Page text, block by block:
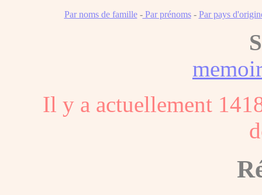
Par noms de famille-Par prénoms- Par pays
Il y a actuellement